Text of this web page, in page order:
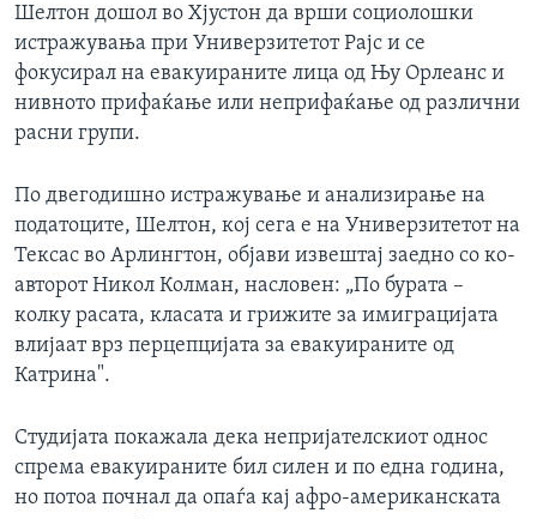
Шелтон дошол во Хјустон да врши социолошки
истражувања при Универзитетот Рајс и се
фокусирал на евакуираните лица од Њу Орлеанс и
нивното прифаќање или неприфаќање од различни
расни групи.
По двегодишно истражување и анализирање на
податоците, Шелтон, кој сега е на Универзитетот на
Тексас во Арлингтон, објави извештај заедно со ко-
авторот Никол Колман, насловен: „По бурата –
колку расата, класата и грижите за имиграцијата
влијаат врз перцепцијата за евакуираните од
Катрина".
Студијата покажала дека непријателскиот однос
спрема евакуираните бил силен и по една година,
но потоа почнал да опаѓа кај афро-американската